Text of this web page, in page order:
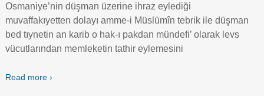
Osmaniye’nin düşman üzerine ihraz eylediği
muvaffakıyetten dolayı amme-i Müslümîn tebrik ile düşman
bed tıynetin an karib o hak-ı pakdan mündefi’ olarak levs
vücutlarından memleketin tathir eylemesini
Read more ›